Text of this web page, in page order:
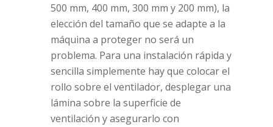
500 mm, 400 mm, 300 mm y 200 mm), la
elección del tamaño que se adapte a la
máquina a proteger no será un
problema. Para una instalación rápida y
sencilla simplemente hay que colocar el
rollo sobre el ventilador, desplegar una
lámina sobre la superficie de
ventilación y asegurarlo con